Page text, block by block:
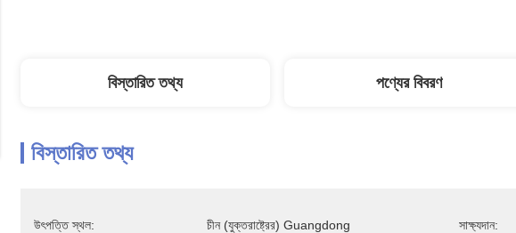
বিস্তারিত তথ্য পণ্যের বিবরণ
বিস্তারিত তথ্য
উৎপত্তি স্থল: চীন (যুক্তরাষ্ট্রের) Guangdong সাক্ষ্যদান: